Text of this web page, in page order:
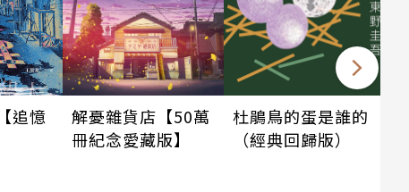
追憶
解憂雜貨店【50萬
冊紀念愛藏版】
杜鵑鳥的蛋是誰的
（經典回歸版）